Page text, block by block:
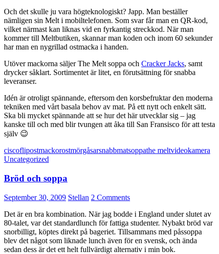
Och det skulle ju vara högteknologiskt? Japp. Man beställer
nämligen sin Melt i mobiltelefonen. Som svar får man en QR-kod,
vilket närmast kan liknas vid en fyrkantig streckkod. När man
kommer till Meltbutiken, skannar man koden och inom 60 sekunder
har man en nygrillad ostmacka i handen.
Utöver mackorna säljer The Melt soppa och Cracker Jacks, samt
drycker såklart. Sortimentet är litet, en förutsättning för snabba
leveranser.
Idén är otroligt spännande, eftersom den korsbefruktar den moderna
tekniken med vårt basala behov av mat. På ett nytt och enkelt sätt.
Ska bli mycket spännande att se hur det här utvecklar sig – jag
kanske till och med blir tvungen att åka till San Fransisco för att testa
själv 😉
ciscoflipostmackorostmörgåsarsnabbmatsoppathe meltvideokamera
Uncategorized
Bröd och soppa
September 30, 2009 Stellan 2 Comments
Det är en bra kombination. När jag bodde i England under slutet av
80-talet, var det standardlunch för fattiga studenter. Nybakt bröd var
snorbilligt, köptes direkt på bageriet. Tillsammans med påssoppa
blev det något som liknade lunch även för en svensk, och ända
sedan dess är det ett helt fullvärdigt alternativ i min bok.